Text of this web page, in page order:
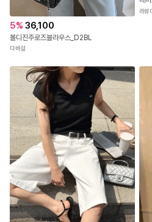
5% 36,100
볼디진주로즈블라우스_D2BL
다바걸
라뷰